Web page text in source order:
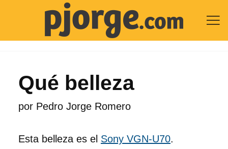

Qué belleza
por Pedro Jorge Romero
Esta belleza es el Sony VGN-U70.